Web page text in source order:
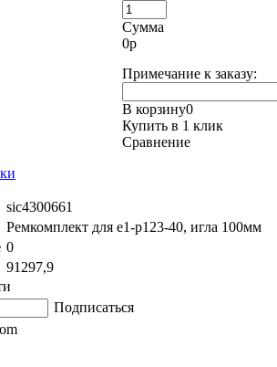
Сумма
0р
Примечание к заказу:
В корзину0
Купить в 1 клик
Сравнение
sic4300661
Ремкомплект для e1-p123-40, игла 100мм
0
91297,9
Подписаться